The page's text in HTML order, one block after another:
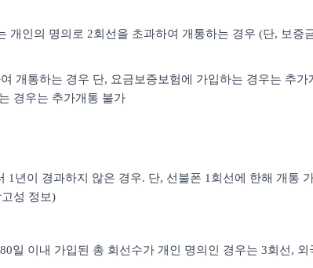
인의 명의로 2회선을 초과하여 개통하는 경우 (단, 보증
개통하는 경우 단, 요금보증보험에 가입하는 경우는 추가
경우는 추가개통 불가
년이 경과하지 않은 경우. 단, 선불폰 1회선에 한해 개통
성 정보)
일 이내 가입된 총 회선수가 개인 명의인 경우는 3회선, 외